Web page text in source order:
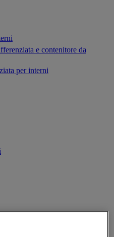
e contenitore da
per interni